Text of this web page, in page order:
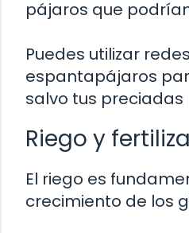
pájaros que
Puedes utilizar
espantapájaros
salvo tus preciadas
Riego y
El riego es
crecimiento de los